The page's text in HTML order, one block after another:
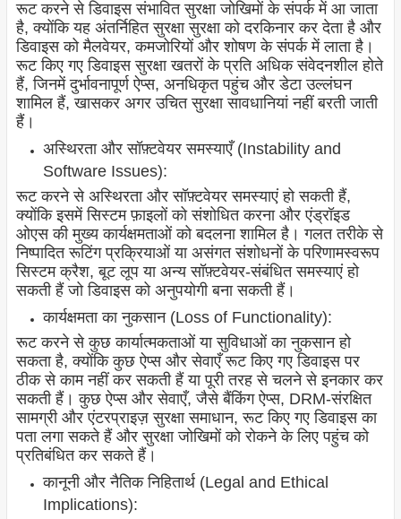
रूट करने से डिवाइस संभावित सुरक्षा जोखिमों के संपर्क में आ जाता
है, क्योंकि यह अंतर्निहित सुरक्षा सुरक्षा को दरकिनार कर देता है और
डिवाइस को मैलवेयर, कमजोरियों और शोषण के संपर्क में लाता है।
रूट किए गए डिवाइस सुरक्षा खतरों के प्रति अधिक संवेदनशील होते
हैं, जिनमें दुर्भावनापूर्ण ऐप्स, अनधिकृत पहुंच और डेटा उल्लंघन
शामिल हैं, खासकर अगर उचित सुरक्षा सावधानियां नहीं बरती जाती
हैं।
अस्थिरता और सॉफ़्टवेयर समस्याएँ (Instability and
Software Issues):
रूट करने से अस्थिरता और सॉफ़्टवेयर समस्याएं हो सकती हैं,
क्योंकि इसमें सिस्टम फ़ाइलों को संशोधित करना और एंड्रॉइड
ओएस की मुख्य कार्यक्षमताओं को बदलना शामिल है। गलत तरीके से
निष्पादित रूटिंग प्रक्रियाओं या असंगत संशोधनों के परिणामस्वरूप
सिस्टम क्रैश, बूट लूप या अन्य सॉफ़्टवेयर-संबंधित समस्याएं हो
सकती हैं जो डिवाइस को अनुपयोगी बना सकती हैं।
कार्यक्षमता का नुकसान (Loss of Functionality):
रूट करने से कुछ कार्यात्मकताओं या सुविधाओं का नुकसान हो
सकता है, क्योंकि कुछ ऐप्स और सेवाएँ रूट किए गए डिवाइस पर
ठीक से काम नहीं कर सकती हैं या पूरी तरह से चलने से इनकार कर
सकती हैं। कुछ ऐप्स और सेवाएँ, जैसे बैंकिंग ऐप्स, DRM-संरक्षित
सामग्री और एंटरप्राइज़ सुरक्षा समाधान, रूट किए गए डिवाइस का
पता लगा सकते हैं और सुरक्षा जोखिमों को रोकने के लिए पहुंच को
प्रतिबंधित कर सकते हैं।
कानूनी और नैतिक निहितार्थ (Legal and Ethical
Implications):